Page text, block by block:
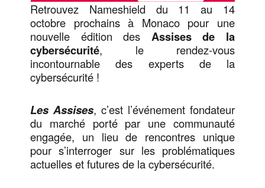
Retrouvez Nameshield du 11 au 14
octobre prochains à Monaco pour une
nouvelle édition des Assises de la
cybersécurité, le rendez-vous
incontournable des experts de la
cybersécurité !
Les Assises, c’est l’événement fondateur
du marché porté par une communauté
engagée, un lieu de rencontres unique
pour s’interroger sur les problématiques
actuelles et futures de la cybersécurité.